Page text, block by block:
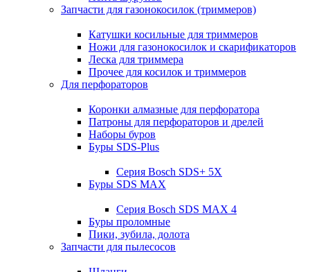
Запчасти для газонокосилок (триммеров)
Катушки косильные для триммеров
Ножи для газонокосилок и скарификаторов
Леска для триммера
Прочее для косилок и триммеров
Для перфораторов
Коронки алмазные для перфоратора
Патроны для перфораторов и дрелей
Наборы буров
Буры SDS-Plus
Серия Bosch SDS+ 5X
Буры SDS MAX
Серия Bosch SDS MAX 4
Буры проломные
Пики, зубила, долота
Запчасти для пылесосов